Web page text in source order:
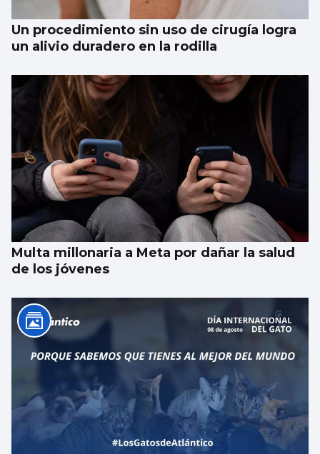
Un procedimiento sin uso de cirugía logra
un alivio duradero en la rodilla
Multa millonaria a Meta por dañar la salud
de los jóvenes